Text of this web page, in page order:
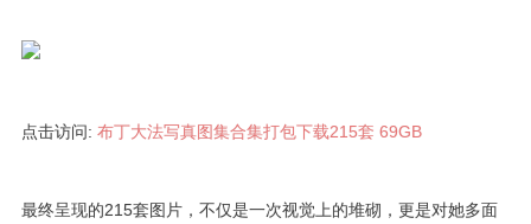
点击访问: 布丁大法写真图集合集打包下载215套 69GB
最终呈现的215套图片，不仅是一次视觉上的堆砌，更是对她多面